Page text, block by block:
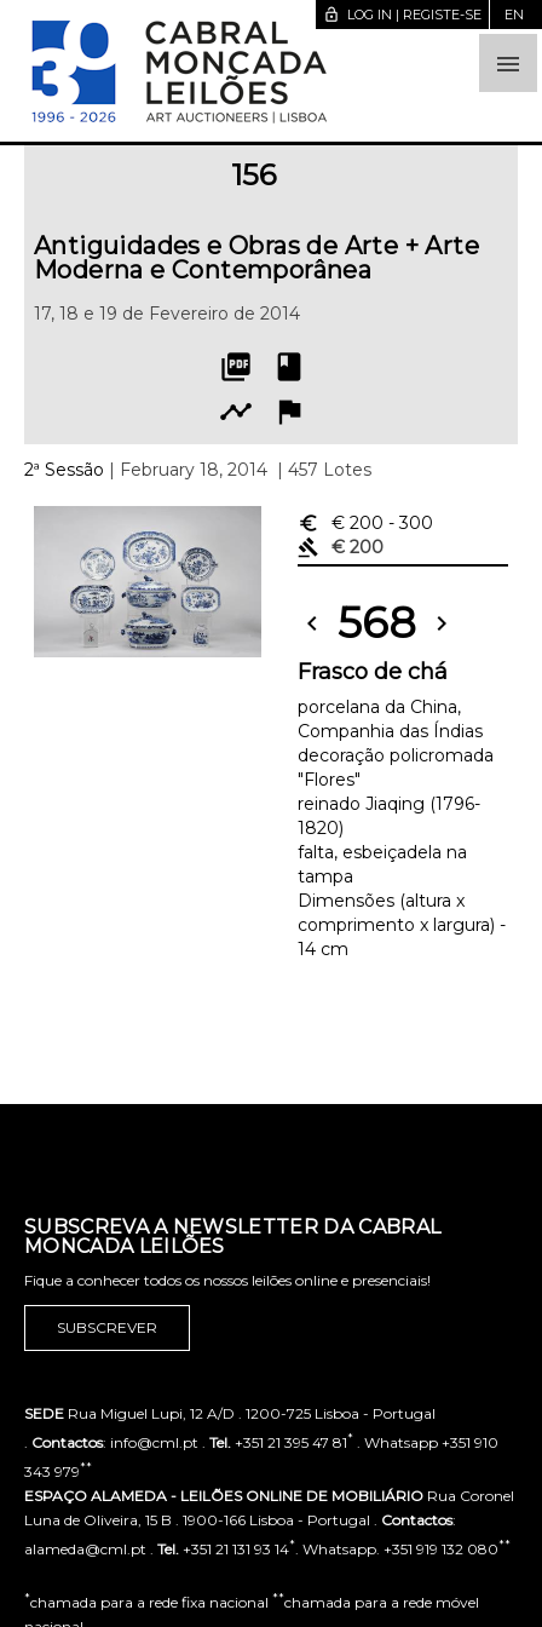

lock_open LOG IN | REGISTE-SE EN
156
Antiguidades e Obras de Arte + Arte
Moderna e Contemporânea
17, 18 e 19 de Fevereiro de 2014
picture_as_pdf
book
timeline
flag
2ª Sessão | February 18, 2014 | 457 Lotes
euro_symbol € 200 - 300
gavel
€ 200
chevron_left 568 chevron_right
Frasco de chá
porcelana da China,
Companhia das Índias
decoração policromada
"Flores"
reinado Jiaqing (1796-
1820)
falta, esbeiçadela na
tampa
Dimensões (altura x
comprimento x largura) -
14 cm
SUBSCREVA A NEWSLETTER DA CABRAL
MONCADA LEILÕES
Fique a conhecer todos os nossos leilões online e presenciais!
SUBSCREVER
SEDE Rua Miguel Lupi, 12 A/D . 1200-725 Lisboa - Portugal
Contactos: info@cml.pt . Tel. +351 21 395 47 81* . Whatsapp +351 910
343 979**
ESPAÇO ALAMEDA - LEILÕES ONLINE DE MOBILIÁRIO Rua Coronel
Luna de Oliveira, 15 B . 1900-166 Lisboa - Portugal . Contactos:
alameda@cml.pt . Tel. +351 21 131 93 14* . Whatsapp. +351 919 132 080**
*chamada para a rede fixa nacional **chamada para a rede móvel